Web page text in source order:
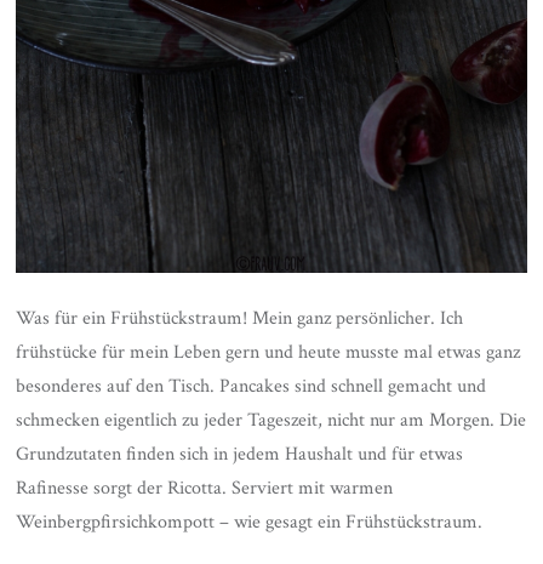
Was für ein Frühstückstraum! Mein ganz persönlicher. Ich
frühstücke für mein Leben gern und heute musste mal etwas ganz
besonderes auf den Tisch. Pancakes sind schnell gemacht und
schmecken eigentlich zu jeder Tageszeit, nicht nur am Morgen. Die
Grundzutaten finden sich in jedem Haushalt und für etwas
Rafinesse sorgt der Ricotta. Serviert mit warmen
Weinbergpfirsichkompott – wie gesagt ein Frühstückstraum.